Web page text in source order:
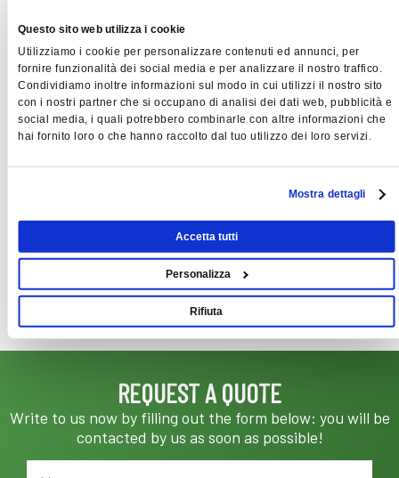
Questo sito web utilizza i cookie
Utilizziamo i cookie per personalizzare contenuti ed annunci, per
fornire funzionalità dei social media e per analizzare il nostro traffico.
Condividiamo inoltre informazioni sul modo in cui utilizzi il nostro sito
con i nostri partner che si occupano di analisi dei dati web, pubblicità e
social media, i quali potrebbero combinarle con altre informazioni che
hai fornito loro o che hanno raccolto dal tuo utilizzo dei loro servizi.
Mostra dettagli
Accetta tutti
Personalizza
Rifiuta
For more information or questions, contact us!
ELECTRIC MOTORS
TECO motors in alluminum and cast iron -
VIMEC motors in aluminum and cast iron
Electric Motors for Special Uses
REQUEST A QUOTE
Write to us now by filling out the form below: you will be
contacted by us as soon as possible!